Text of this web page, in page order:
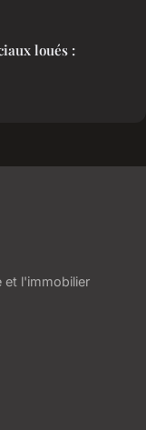
loués :
et l'immobilier